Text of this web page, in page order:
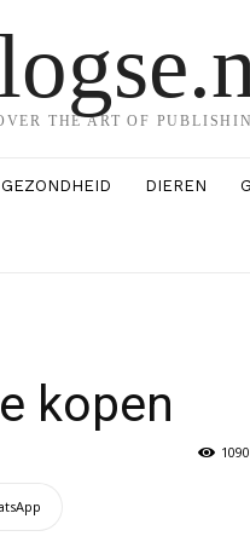
THE ART OF
GEZONDHEID DIEREN
kopen
1090